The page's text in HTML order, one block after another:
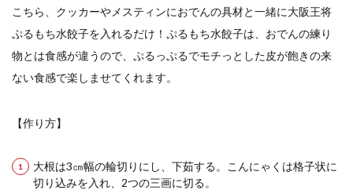
こちら、クッカーやメスティンにおでんの具材と一緒に大阪王将
ぷるもち水餃子を入れるだけ！ぷるもち水餃子は、おでんの練り
物とは食感が違うので、ぷるっぷるでモチっとした皮が飽きの来
ない食感で楽しませてくれます。
【作り方】
大根は3㎝幅の輪切りにし、下茹する。こんにゃくは格子状に
切り込みを入れ、2つの三画に切る。